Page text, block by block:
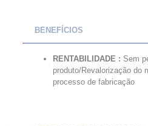
BENEFÍCIOS
RENTABILIDADE : Sem
produto/Revalorização do
processo de fabricação